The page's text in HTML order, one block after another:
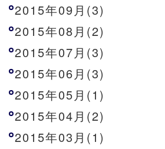
2015年09月(3)
2015年08月(2)
2015年07月(3)
2015年06月(3)
2015年05月(1)
2015年04月(2)
2015年03月(1)